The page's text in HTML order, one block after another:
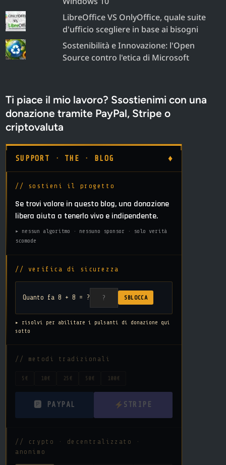
LibreOffice VS OnlyOffice, quale suite
d'ufficio scegliere in base ai bisogni
Sostenibilità e Innovazione: l'Open
Source contro l'etica di Microsoft
Ti piace il mio lavoro? Ssostienimi con una
donazione tramite PayPal, Stripe o
criptovaluta
SUPPORT · THE · BLOG ♦
// sostieni il progetto
Se trovi valore in questo blog, una donazione
libera aiuta a tenerlo vivo e indipendente.
▸ nessun algoritmo · nessuno sponsor · solo verità
scomode
// verifica di sicurezza
Quanto fa 8 + 8 = ? SBLOCCA
▸ risolvi per abilitare i pulsanti di donazione qui
sotto
// metodi tradizionali
5€ 10€ 25€ 50€ 100€
🅿 PAYPAL STRIPE
// crypto · decentralizzato ·
anonimo